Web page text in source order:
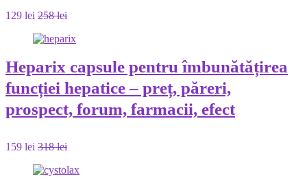
129 lei 258 lei
Heparix capsule pentru îmbunătățirea
funcției hepatice – preț, păreri,
prospect, forum, farmacii, efect
159 lei 318 lei